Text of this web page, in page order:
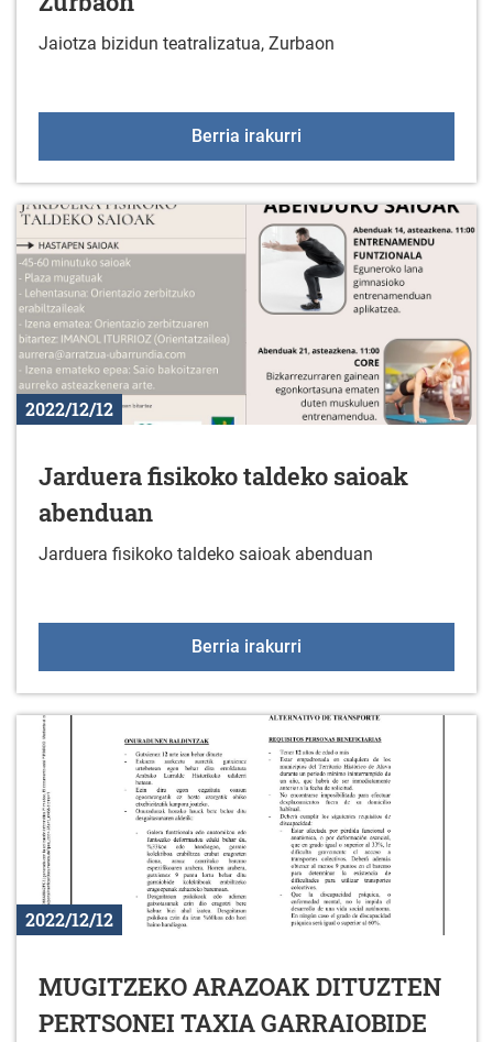
Jaiotza bizidun teatralizatua, Zurbaon
Berria irakurri
2022/12/12
Jarduera fisikoko taldeko saioak
abenduan
Jarduera fisikoko taldeko saioak abenduan
Berria irakurri
2022/12/12
MUGITZEKO ARAZOAK DITUZTEN
PERTSONEI TAXIA GARRAIOBIDE